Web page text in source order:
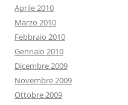
Aprile 2010
Marzo 2010
Febbraio 2010
Gennaio 2010
Dicembre 2009
Novembre 2009
Ottobre 2009